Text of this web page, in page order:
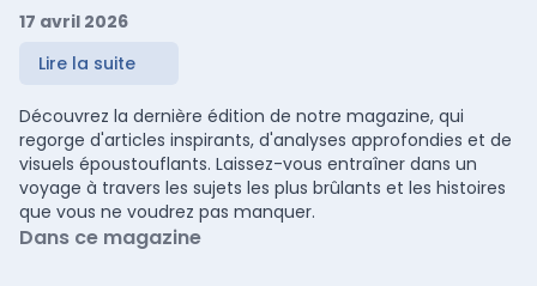
17 avril 2026
Lire la suite
Découvrez la dernière édition de notre magazine, qui
regorge d'articles inspirants, d'analyses approfondies et de
visuels époustouflants. Laissez-vous entraîner dans un
voyage à travers les sujets les plus brûlants et les histoires
que vous ne voudrez pas manquer.
Dans ce magazine